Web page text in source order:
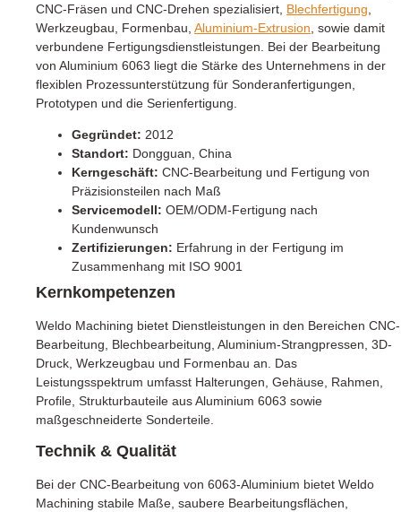
CNC-Fräsen und CNC-Drehen spezialisiert, Blechfertigung
Werkzeugbau, Formenbau, Aluminium-Extrusion , sowie damit
verbundene Fertigungsdienstleistungen. Bei der Bearbeitung
von Aluminium 6063 liegt die Stärke des Unternehmens in der
flexiblen Prozessunterstützung für Sonderanfertigungen,
Prototypen und die Serienfertigung.
Gegründet: 2012
Standort: Dongguan, China
Kerngeschäft: CNC-Bearbeitung und Fertigung von
Präzisionsteilen nach Maß
Servicemodell: OEM/ODM-Fertigung nach
Kundenwunsch
Zertifizierungen: Erfahrung in der Fertigung im
Zusammenhang mit ISO 9001
Kernkompetenzen
Weldo Machining bietet Dienstleistungen in den Bereichen CNC-
Bearbeitung, Blechbearbeitung, Aluminium-Strangpressen, 3D-
Druck, Werkzeugbau und Formenbau an. Das
Leistungsspektrum umfasst Halterungen, Gehäuse, Rahmen,
Profile, Strukturbauteile aus Aluminium 6063 sowie
maßgeschneiderte Sonderteile.
Technik & Qualität
Bei der CNC-Bearbeitung von 6063-Aluminium bietet Weldo
Machining stabile Maße, saubere Bearbeitungsflächen,